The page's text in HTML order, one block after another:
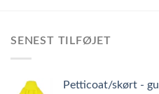
SENEST TILFØJET
Petticoat/skørt - gul